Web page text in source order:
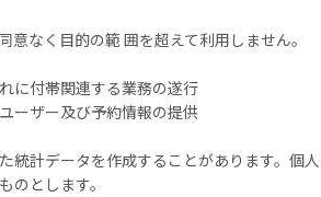
なく目的の範 囲を超えて利用しません。
に付帯関連する業務の遂行
ーザー及び予約情報の提供
統計データを作成することがあります。個
とします。